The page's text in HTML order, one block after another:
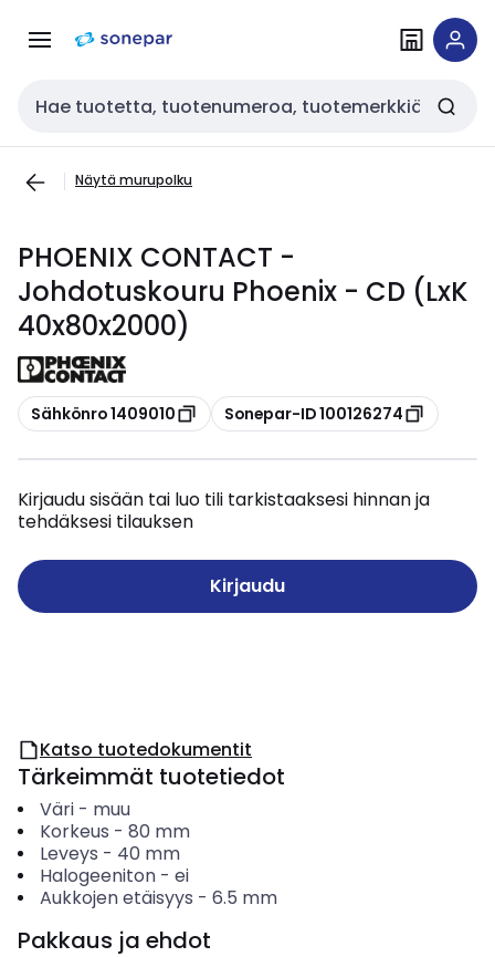
navigointiinsisältöön
Haku
Näytä murupolku
PHOENIX CONTACT -
Johdotuskouru Phoenix - CD (LxK
40x80x2000)
Kopioi
Sähkönro 1409010 Kopioi
Sonepar-ID 100126274
Kirjaudu sisään tai luo tili tarkistaaksesi hinnan ja
tehdäksesi tilauksen
Kirjaudu
Katso tuotedokumentit
Tärkeimmät tuotetiedot
Väri- muu
Korkeus - 80 mm
Leveys - 40 mm
Halogeeniton- ei
Aukkojen etäisyys - 6.5 mm
Pakkaus ja ehdot